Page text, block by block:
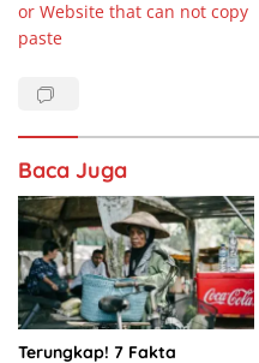
b
k
or Website that can not copy
paste
Baca Juga
Terungkap! 7 Fakta